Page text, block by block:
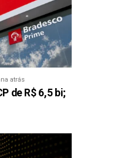
atrás
de R$ 6,5 bi;